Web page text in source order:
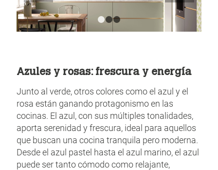
Azules y rosas: frescura y energía
Junto al verde, otros colores como el azul y el
rosa están ganando protagonismo en las
cocinas. El azul, con sus múltiples tonalidades,
aporta serenidad y frescura, ideal para aquellos
que buscan una cocina tranquila pero moderna.
Desde el azul pastel hasta el azul marino, el azul
puede ser tanto cómodo como relajante,